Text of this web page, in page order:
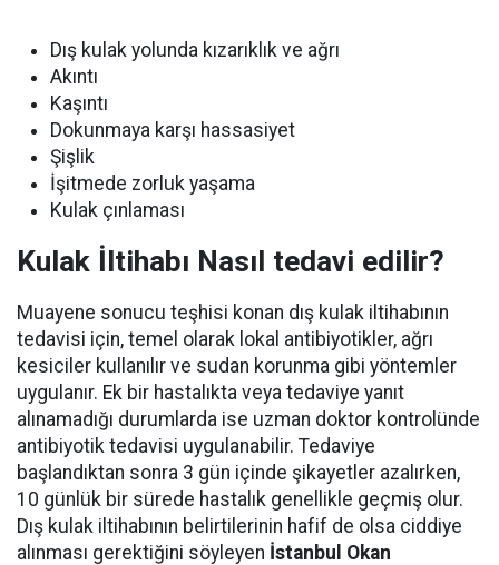
Dış kulak yolunda kızarıklık ve ağrı
Akıntı
Kaşıntı
Dokunmaya karşı hassasiyet
Şişlik
İşitmede zorluk yaşama
Kulak çınlaması
Kulak İltihabı Nasıl tedavi edilir?
Muayene sonucu teşhisi konan dış kulak iltihabının
tedavisi için, temel olarak lokal antibiyotikler, ağrı
kesiciler kullanılır ve sudan korunma gibi yöntemler
uygulanır. Ek bir hastalıkta veya tedaviye yanıt
alınamadığı durumlarda ise uzman doktor kontrolünde
antibiyotik tedavisi uygulanabilir. Tedaviye
başlandıktan sonra 3 gün içinde şikayetler azalırken,
10 günlük bir sürede hastalık genellikle geçmiş olur.
Dış kulak iltihabının belirtilerinin hafif de olsa ciddiye
alınması gerektiğini söyleyen İstanbul Okan